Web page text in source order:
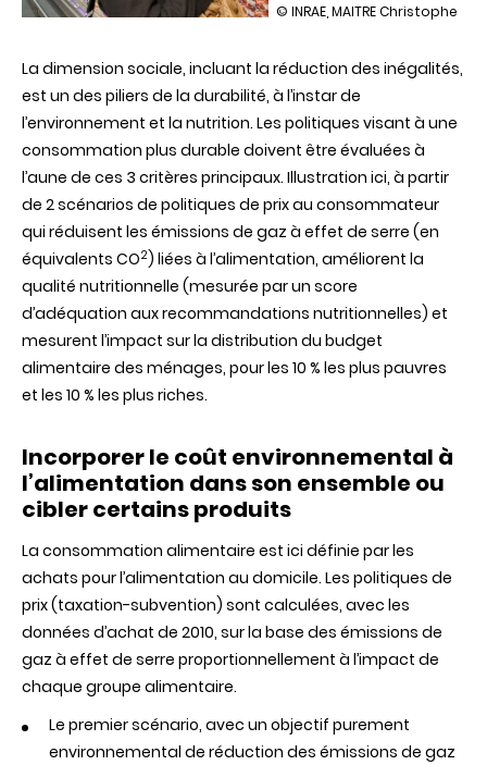
illustration
enjeux
sociaux
de
la
durabilité
alimentaire
© INRAE, MAITRE Christophe
La dimension sociale, incluant la réduction des inégalités,
est un des piliers de la durabilité, à l’instarde
l’environnement et la nutrition. Les politiques visant à une
consommation plus durable doivent être évaluées à
l’aune de ces 3 critères principaux. Illustration ici, à partir
de 2scénarios de politiques de prix au consommateur
qui réduisent les émissions de gaz à effet de serre (en
équivalents CO2) liées à l’alimentation, améliorent la
qualité nutritionnelle (mesurée par un score
d’adéquation auxrecommandations nutritionnelles) et
mesurent l’impact surla distribution du budget
alimentaire des ménages, pour les 10 % les plus pauvres
et les 10 % les plus riches.
Incorporerle coût environnemental à
l’alimentation dansson ensemble ou
ciblercertainsproduits
La consommation alimentaire est ici définie par les
achats pourl’alimentation au domicile. Les politiques de
prix (taxation-subvention) sont calculées, avec les
données d’achat de 2010, surla base des émissions de
gaz à effet de serre proportionnellement à l’impact de
chaque groupe alimentaire.
Le premierscénario, avec un objectif purement
environnemental de réduction des émissions de gaz